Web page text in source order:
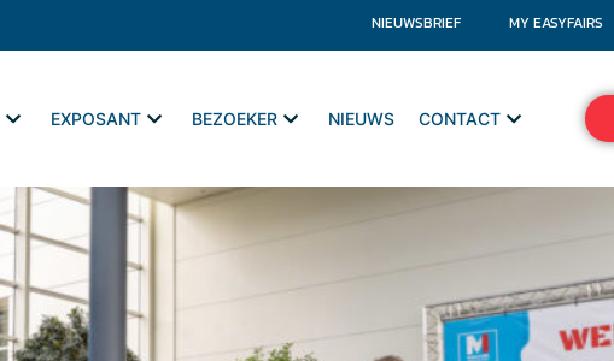
NIEUWSBRIEF MY EASYFAIRS
EXPOSANT BEZOEKER NIEUWS CONTACT